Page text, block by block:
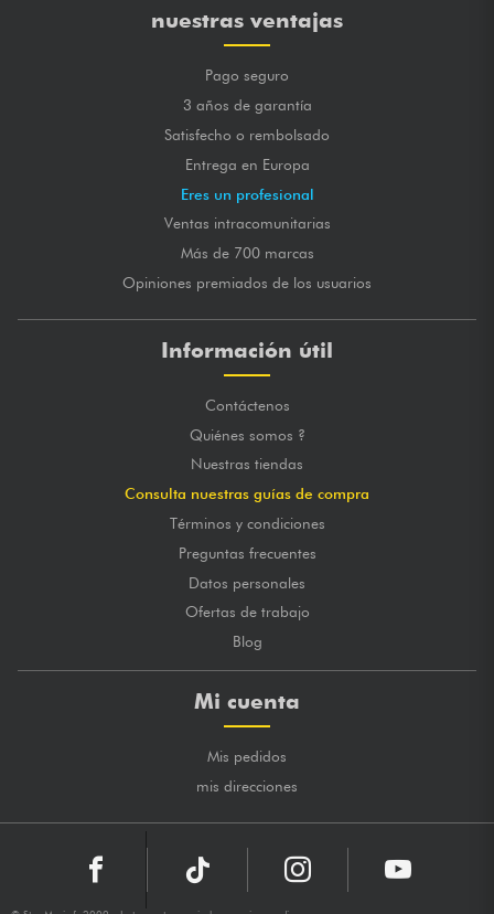
nuestras ventajas
Pago seguro
3 años de garantía
Satisfecho o rembolsado
Entrega en Europa
Eres un profesional
Ventas intracomunitarias
Más de 700 marcas
Opiniones premiados de los usuarios
Información útil
Contáctenos
Quiénes somos ?
Nuestras tiendas
Consulta nuestras guías de compra
Términos y condiciones
Preguntas frecuentes
Datos personales
Ofertas de trabajo
Blog
Mi cuenta
Mis pedidos
mis direcciones